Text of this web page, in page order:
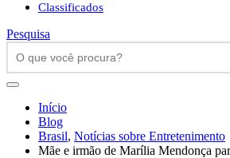
Classificados
Pesquisa
Início
Blog
Brasil, Notícias sobre Entretenimento
Mãe e irmão de Marília Mendonça